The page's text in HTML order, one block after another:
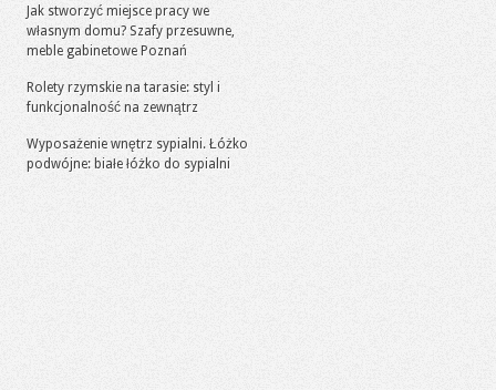
Jak stworzyć miejsce pracy we
własnym domu? Szafy przesuwne,
meble gabinetowe Poznań
Rolety rzymskie na tarasie: styl i
funkcjonalność na zewnątrz
Wyposażenie wnętrz sypialni. Łóżko
podwójne: białe łóżko do sypialni